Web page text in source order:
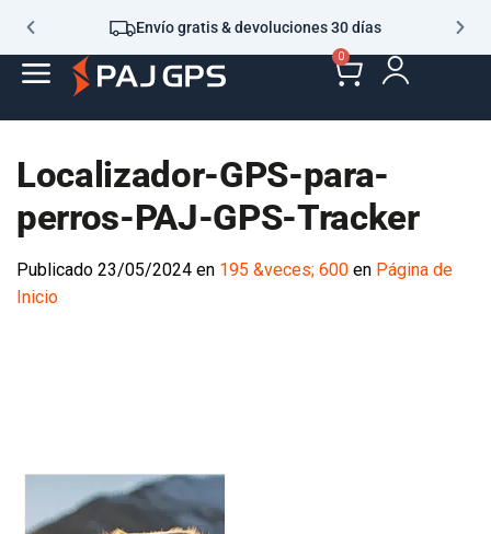
Envío gratis & devoluciones 30 días
0
Localizador-GPS-para-
perros-PAJ-GPS-Tracker
Publicado 23/05/2024 en 195 &veces; 600 en Página de
Inicio